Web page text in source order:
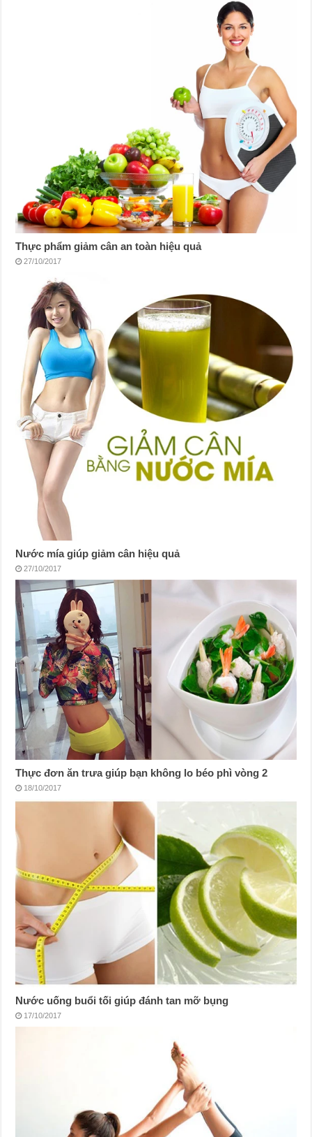
Thực phẩm giảm cân an toàn hiệu quả
27/10/2017
Nước mía giúp giảm cân hiệu quả
27/10/2017
Thực đơn ăn trưa giúp bạn không lo béo phì vòng 2
18/10/2017
Nước uống buổi tối giúp đánh tan mỡ bụng
17/10/2017